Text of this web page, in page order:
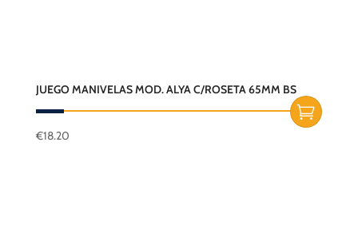
JUEGO MANIVELAS MOD. ALYA C/ROSETA 65MM BS
€18.20